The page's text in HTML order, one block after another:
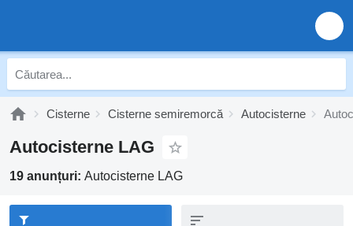
Cisterne Cisterne semiremorcă Autocisterne
Autocisterne LAG
19 anunțuri: Autocisterne LAG